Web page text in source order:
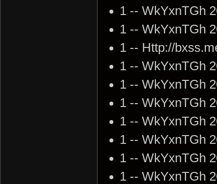
1 -- WkYxnTGh
1 -- WkYxnTGh
1 -- Http://
1 -- WkYxnTGh
1 -- WkYxnTGh
1 -- WkYxnTGh
1 -- WkYxnTGh
1 -- WkYxnTGh
1 -- WkYxnTGh
1 -- WkYxnTGh